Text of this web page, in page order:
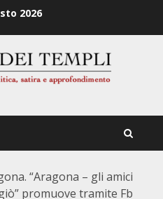
2026
“Aragona – gli amici
promuove tramite Fb